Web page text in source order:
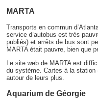
MARTA
Transports en commun
service d’autobus est très
publiés) et arrêts de bus sont
MARTA était pauvre, bien que
Le site web de MARTA est
du système. Cartes à la station
autour de leurs plus.
Aquarium de Géorgie